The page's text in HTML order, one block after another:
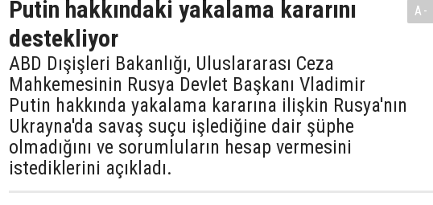
Putin hakkındaki yakalama kararını
destekliyor
ABD Dışişleri Bakanlığı, Uluslararası Ceza
Mahkemesinin Rusya Devlet Başkanı Vladimir
Putin hakkında yakalama kararına ilişkin Rusya'nın
Ukrayna'da savaş suçu işlediğine dair şüphe
olmadığını ve sorumluların hesap vermesini
istediklerini açıkladı.
A-